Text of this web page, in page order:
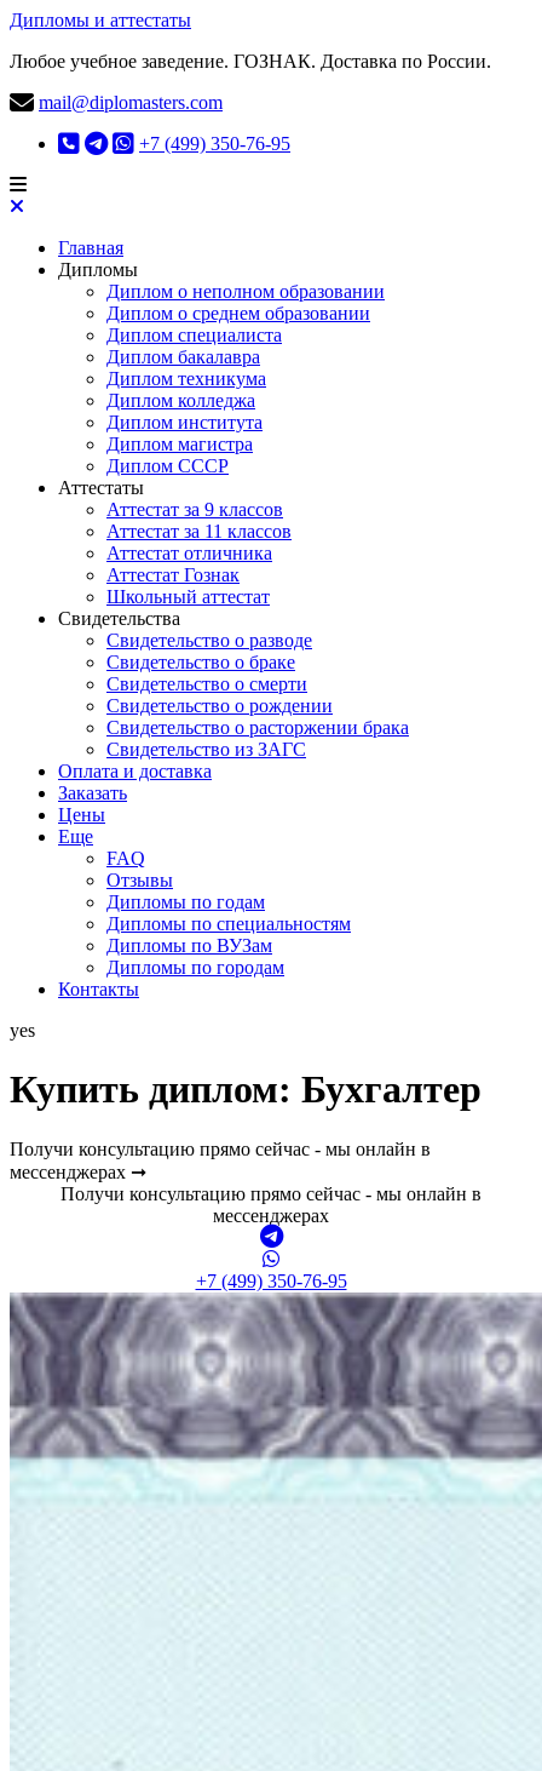
Дипломы и аттестаты
Любое учебное заведение. ГОЗНАК. Доставка по России.
mail@diplomasters.com
+7 (499) 350-76-95
Главная
Дипломы
Диплом о неполном образовании
Диплом о среднем образовании
Диплом специалиста
Диплом бакалавра
Диплом техникума
Диплом колледжа
Диплом института
Диплом магистра
Диплом СССР
Аттестаты
Аттестат за 9 классов
Аттестат за 11 классов
Аттестат отличника
Аттестат Гознак
Школьный аттестат
Свидетельства
Свидетельство о разводе
Свидетельство о браке
Свидетельство о смерти
Свидетельство о рождении
Свидетельство о расторжении брака
Свидетельство из ЗАГС
Оплата и доставка
Заказать
Цены
Еще
FAQ
Отзывы
Дипломы по годам
Дипломы по специальностям
Дипломы по ВУЗам
Дипломы по городам
Контакты
yes
Купить диплом: Бухгалтер
Получи консультацию прямо сейчас - мы онлайн в
мессенджерах ➞
Получи консультацию прямо сейчас - мы онлайн в
мессенджерах
+7 (499) 350-76-95